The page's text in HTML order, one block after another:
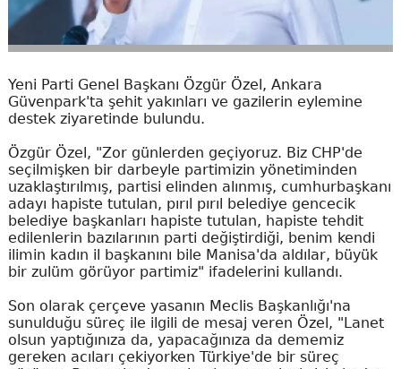
Yeni Parti Genel Başkanı Özgür Özel, Ankara
Güvenpark'ta şehit yakınları ve gazilerin eylemine
destek ziyaretinde bulundu.
Özgür Özel, "Zor günlerden geçiyoruz. Biz CHP'de
seçilmişken bir darbeyle partimizin yönetiminden
uzaklaştırılmış, partisi elinden alınmış, cumhurbaşkanı
adayı hapiste tutulan, pırıl pırıl belediye gencecik
belediye başkanları hapiste tutulan, hapiste tehdit
edilenlerin bazılarının parti değiştirdiği, benim kendi
ilimin kadın il başkanını bile Manisa'da aldılar, büyük
bir zulüm görüyor partimiz" ifadelerini kullandı.
Son olarak çerçeve yasanın Meclis Başkanlığı'na
sunulduğu süreç ile ilgili de mesaj veren Özel, "Lanet
olsun yaptığınıza da, yapacağınıza da dememiz
gereken acıları çekiyorken Türkiye'de bir süreç